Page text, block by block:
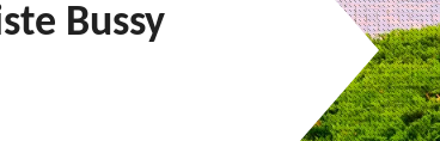
Bussy